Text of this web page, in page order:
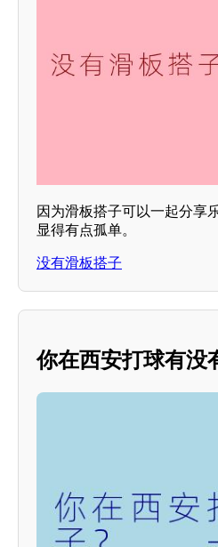
因为滑板搭子可以一起分享
显得有点孤单。
没有滑板搭子
你在西安打球有没